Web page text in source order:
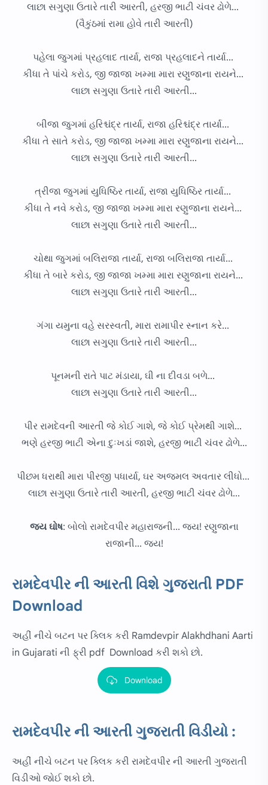
લાછા સગુણા ઉતારે તારી આરતી, હરજી ભાટી ચંવર ઢોળે...
(વૈકુંઠમાં રામા હોવે તારી આરતી)
પહેલા જુગમાં પ્રહલાદ તાર્યા, રાજા પ્રહલાદને તાર્યા...
કીધા તે પાંચે કરોડ, જી જાજા ખમ્મા મારા રણુજાના રાયને...
લાછા સગુણા ઉતારે તારી આરતી...
બીજા જુગમાં હરિશ્ચંદ્ર તાર્યા, રાજા હરિશ્ચંદ્ર તાર્યા...
કીધા તે સાતે કરોડ, જી જાજા ખમ્મા મારા રણુજાના રાયને...
લાછા સગુણા ઉતારે તારી આરતી...
ત્રીજા જુગમાં યુધિષ્ઠિર તાર્યા, રાજા યુધિષ્ઠિર તાર્યા...
કીધા તે નવે કરોડ, જી જાજા ખમ્મા મારા રણુજાના રાયને...
લાછા સગુણા ઉતારે તારી આરતી...
ચોથા જુગમાં બલિરાજા તાર્યા, રાજા બલિરાજા તાર્યા...
કીધા તે બારે કરોડ, જી જાજા ખમ્મા મારા રણુજાના રાયને...
લાછા સગુણા ઉતારે તારી આરતી...
ગંગા યમુના વહે સરસ્વતી, મારા રામાપીર સ્નાન કરે...
લાછા સગુણા ઉતારે તારી આરતી...
પૂનમની રાતે પાટ મંડાયા, ઘી ના દીવડા બળે...
લાછા સગુણા ઉતારે તારી આરતી...
પીર રામદેવની આરતી જે કોઈ ગાશે, જે કોઈ પ્રેમથી ગાશે...
ભણે હરજી ભાટી એના દુઃખડાં જાશે, હરજી ભાટી ચંવર ઢોળે...
પીછમ ધરાથી મારા પીરજી પધાર્યા, ઘર અજમલ અવતાર લીધો...
લાછા સગુણા ઉતારે તારી આરતી, હરજી ભાટી ચંવર ઢોળે...
જય ઘોષ: બોલો રામદેવપીર મહારાજની... જય! રણુજાના
રાજાની... જય!
રામદેવપીર ની આરતી વિશે ગુજરાતી PDF
Download
અહીં નીચે બટન પર ક્લિક કરી Ramdevpir Alakhdhani Aarti
in Gujarati ની ફ્રી pdf Download કરી શકો છો.
Download
રામદેવપીર ની આરતી ગુજરાતી વિડીયો :
અહીં નીચે બટન પર ક્લિક કરી રામદેવપીર ની આરતી ગુજરાતી
વિડીઓ જોઈ શકો છો.